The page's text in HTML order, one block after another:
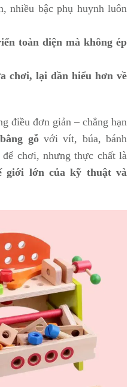
nhiều bậc phụ huynh luôn
toàn diện mà không ép
chơi, lại dần hiểu hơn về
điều đơn giản – chẳng hạn
gỗvới vít, búa, bánh
chơi, nhưng thực chất là
giới lớn của kỹ thuật và